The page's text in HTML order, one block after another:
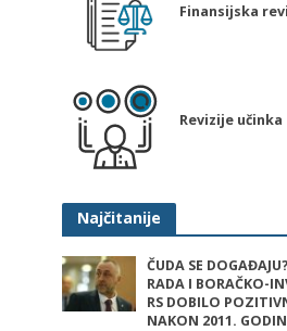
Finansijska
Revizije učinka
Najčitanije
ČUDA SE
RADA I BORAČKO-
RS DOBILO
NAKON 2011.